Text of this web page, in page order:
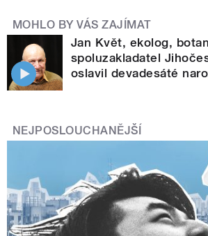
MOHLO BY VÁS ZAJÍMAT
Jan Květ, ekolog,
spoluzakladatel
oslavil devadesáté
NEJPOSLOUCHANĚJŠÍ